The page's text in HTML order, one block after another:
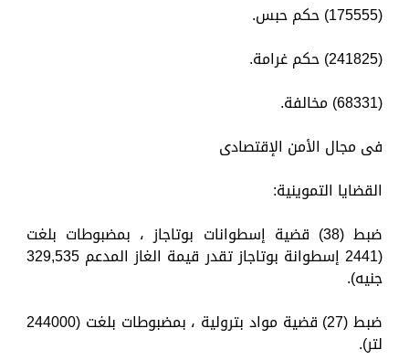
(175555) حكم حبس.
(241825) حكم غرامة.
(68331) مخالفة.
فى مجال الأمن الإقتصادى
القضايا التموينية:
ضبط (38) قضية إسطوانات بوتاجاز ، بمضبوطات بلغت
(2441 إسطوانة بوتاجاز تقدر قيمة الغاز المدعم 329,535
جنيه).
ضبط (27) قضية مواد بترولية ، بمضبوطات بلغت (244000
لتر).